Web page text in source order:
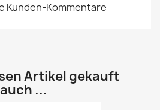
Kunden-Kommentare
Artikel gekauft
...